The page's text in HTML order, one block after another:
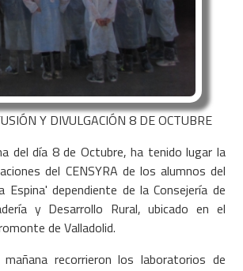
Y DIVULGACIÓN 8 DE OCTUBRE
del día 8 de Octubre, ha tenido lugar la
del CENSYRA de los alumnos del
Espina' dependiente de la Consejería de
y Desarrollo Rural, ubicado en el
de Valladolid.
recorrieron los laboratorios de